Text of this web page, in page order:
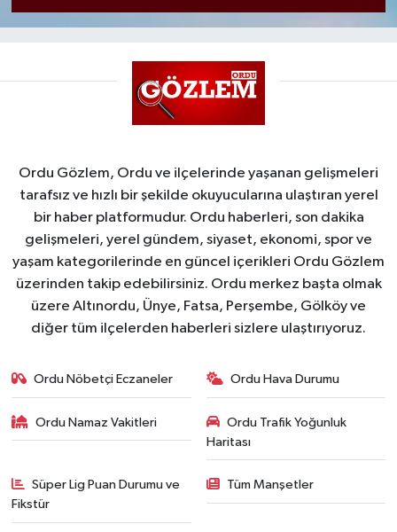
Ordu Gözlem, Ordu ve ilçelerinde yaşanan gelişmeleri
tarafsız ve hızlı bir şekilde okuyucularına ulaştıran yerel
bir haber platformudur. Ordu haberleri, son dakika
gelişmeleri, yerel gündem, siyaset, ekonomi, spor ve
yaşam kategorilerinde en güncel içerikleri Ordu Gözlem
üzerinden takip edebilirsiniz. Ordu merkez başta olmak
üzere Altınordu, Ünye, Fatsa, Perşembe, Gölköy ve
diğer tüm ilçelerden haberleri sizlere ulaştırıyoruz.
Ordu Nöbetçi Eczaneler Ordu Hava Durumu
Ordu Namaz Vakitleri
Ordu Trafik Yoğunluk
Haritası
Süper Lig Puan Durumu ve
Fikstür
Tüm Manşetler